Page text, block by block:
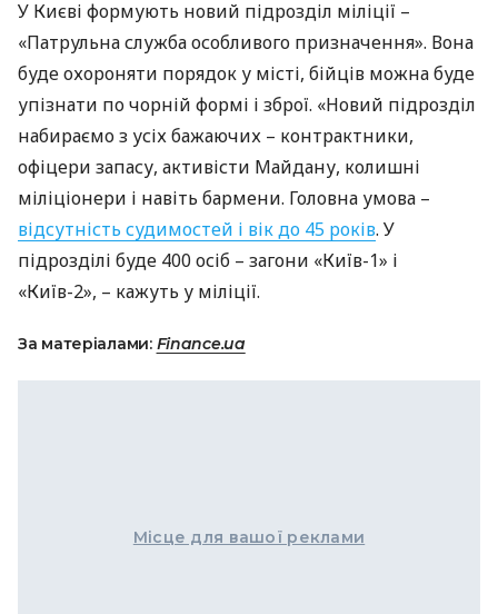
У Києві формують новий підрозділ міліції –
«Патрульна служба особливого призначення». Вона
буде охороняти порядок у місті, бійців можна буде
упізнати по чорній формі і зброї. «Новий підрозділ
набираємо з усіх бажаючих – контрактники,
офіцери запасу, активісти Майдану, колишні
міліціонери і навіть бармени. Головна умова –
відсутність судимостей і вік до 45 років. У
підрозділі буде 400 осіб – загони «Київ-1» і
«Київ-2», – кажуть у міліції.
За матеріалами: Finance.ua
Місце для вашої реклами